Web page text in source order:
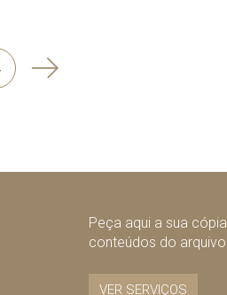
Seguinte
Peça aqui a sua
conteúdos do arquivo
VER SERVIÇOS